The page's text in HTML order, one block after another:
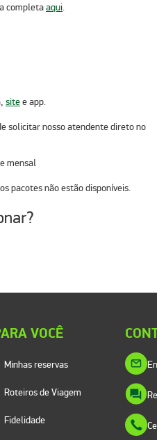
completaaqui.
sitee app.
solicitar nosso atendente direto no
mensal
pacotes não estão disponíveis.
VOCÊ
Minhas reservas
Roteiros de Viagem
Fidelidade